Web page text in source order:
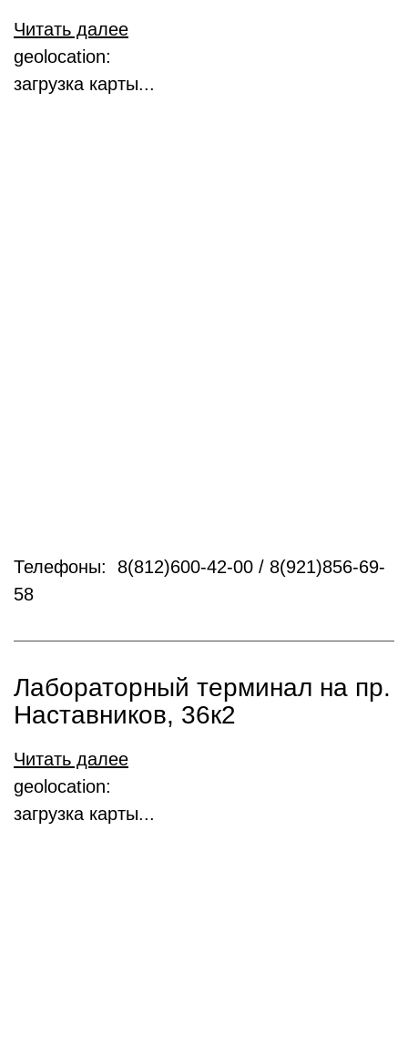
Читать далее
geolocation:
загрузка карты...
Телефоны: 8(812)600-42-00 / 8(921)856-69-
58
Лабораторный терминал на пр.
Наставников, 36к2
Читать далее
geolocation:
загрузка карты...